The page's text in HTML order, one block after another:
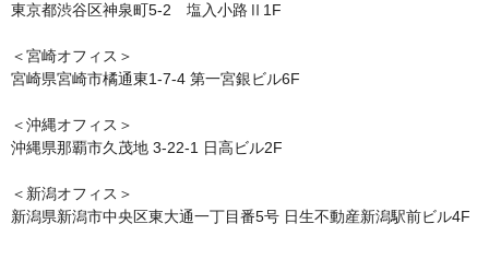
東京都渋谷区神泉町5-2　塩入小路Ⅱ1F
＜宮崎オフィス＞
宮崎県宮崎市橘通東1-7-4 第一宮銀ビル6F
＜沖縄オフィス＞
沖縄県那覇市久茂地 3-22-1 日高ビル2F
＜新潟オフィス＞
新潟県新潟市中央区東大通一丁目番5号 日生不動産新潟駅前ビル4F